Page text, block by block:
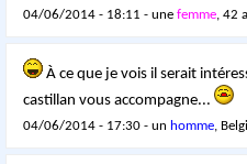
04/06/2014 - 18:11 - unefemme, 42
À ce que je vois il serait
castillan vous accompagne...
04/06/2014 - 17:30 - un homme,